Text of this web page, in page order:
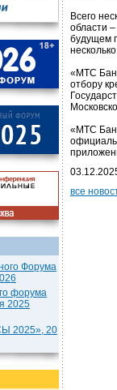
Форума
форума
2025
2025», 20
Всего
области
будущем
«МТС
отбору
«МТС
все